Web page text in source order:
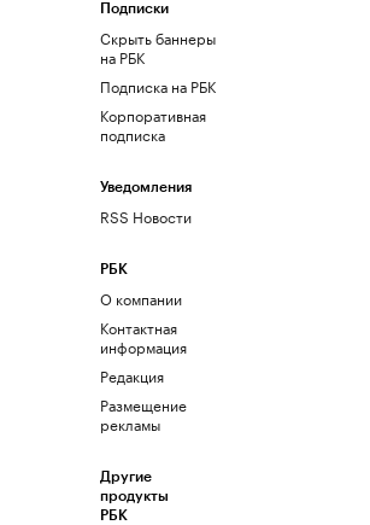
Подписки
Скрыть баннеры
на РБК
Подписка на РБК
Корпоративная
подписка
Уведомления
RSS Новости
РБК
О компании
Контактная
информация
Редакция
Размещение
рекламы
Другие
продукты
РБК